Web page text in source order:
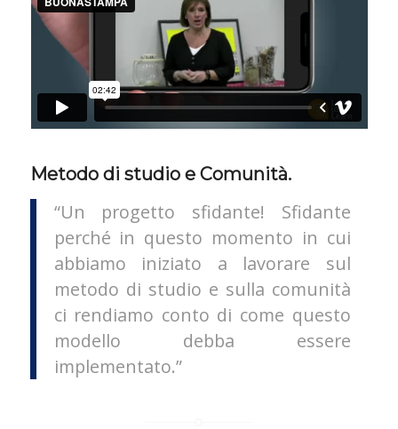
Metodo di studio e Comunità.
“Un progetto sfidante! Sfidante
perché in questo momento in cui
abbiamo iniziato a lavorare sul
metodo di studio e sulla comunità
ci rendiamo conto di come questo
modello debba essere
implementato.”